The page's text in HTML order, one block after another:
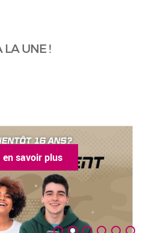
LA UNE !
en savoir plus